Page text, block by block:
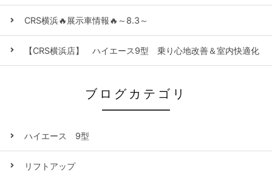
CRS横浜🔥展示車情報🔥～8.3～
【CRS横浜店】 ハイエース9型 乗り心地改善＆室内快適化
ブログカテゴリ
ハイエース 9型
リフトアップ